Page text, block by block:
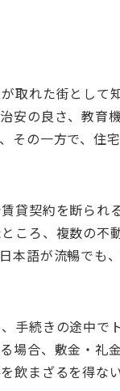
取れた街として
安の良さ、教育
その一方で、住
貸契約を断られ
ころ、複数の不
本語が流暢でも
手続きの途中で
場合、敷金・礼
飲まざるを得な